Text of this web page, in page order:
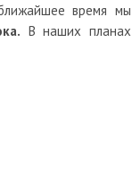
время мы
В наших планах